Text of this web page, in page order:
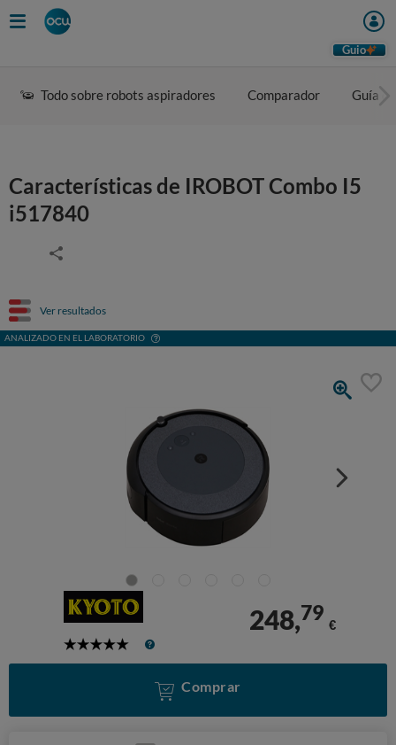
Guio
Todo sobre robots aspiradores Comparador Guía
Características de IROBOT Combo I5
i517840
Ver resultados
ANALIZADO EN EL LABORATORIO
5
248,79
€
Comprar